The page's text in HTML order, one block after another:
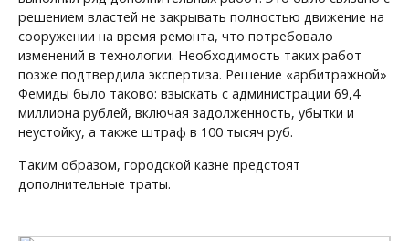
решением властей не закрывать полностью движение на
сооружении на время ремонта, что потребовало
изменений в технологии. Необходимость таких работ
позже подтвердила экспертиза. Решение «арбитражной»
Фемиды было таково: взыскать с администрации 69,4
миллиона рублей, включая задолженность, убытки и
неустойку, а также штраф в 100 тысяч руб.
Таким образом, городской казне предстоят
дополнительные траты.